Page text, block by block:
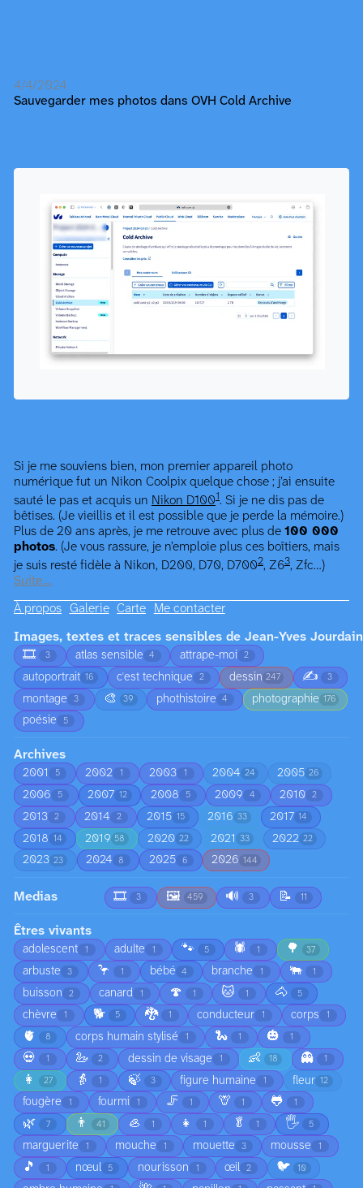
4/4/2024
Sauvegarder mes photos dans OVH Cold Archive
Si je me souviens bien, mon premier appareil photo
numérique fut un Nikon Coolpix quelque chose ; j’ai ensuite
sauté le pas et acquis un Nikon D1001. Si je ne dis pas de
bêtises. (Je vieillis et il est possible que je perde la mémoire.)
Plus de 20 ans après, je me retrouve avec plus de 100 000
photos. (Je vous rassure, je n’emploie plus ces boîtiers, mais
je suis resté fidèle à Nikon, D200, D70, D7002, Z63, Zfc…)
Suite…
À propos Galerie Carte Me contacter
Images, textes et traces sensibles de Jean-Yves Jourdain
🎞️
3 atlas sensible 4 attrape-moi 2
autoportrait 16 c'est technique 2 dessin 247 ✍️ 3
montage 3 🎨 39 phothistoire 4 photographie 176
poésie 5
Archives
2001 5 2002 1 2003 1 2004 24 2005 26
2006 5 2007 12 2008 5 2009 4 2010 2
2013 2 2014 2 2015 15 2016 33 2017 14
2018 14 2019 58 2020 22 2021 33 2022 22
2023 23 2024 8 2025 6 2026 144
Medias 🎞️ 3 🖼️ 459 🔊 3 📝 11
Êtres vivants
adolescent 1 adulte 1 🐾 5 🕷️ 1 🌳 37
arbuste 3 🦩 1 bébé 4 branche 1 🐃 1
buisson 2 canard 1 🍄 1 🐱 1 🐴 5
chèvre 1 🐕 5 🐉 1 conducteur 1 corps 1
🫀 8 corps humain stylisé 1 🐍 1 🎃 1
💀 1 🦢 2 dessin de visage 1 👶 18 👻 1
👩 27 👵 1 🍃 3 figure humaine 1 fleur 12
fougère 1 fourmi 1 🦵 1 🦒 1 🐸 1
🌿 7 👨 41 🦪 1 👧 1 🥬 1 🖐️ 5
marguerite 1 mouche 1 mouette 3 mousse 1
🎵 1 nœul 5 nourisson 1 œil 2 🐦 10